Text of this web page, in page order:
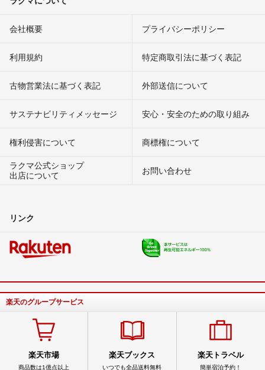
会社概要 プライバシーポリシー
利用規約 特定商取引法に基づく表記
古物営業法に基づく表記 外部送信について
サステナビリティメッセージ 安心・安全のための取り組み
権利侵害について
商標権について
ラクマ公式ショップ
出店について
お問い合わせ
リンク
楽天のグループサービス
楽天市場
商品数は1億点以上
楽天ブックス
いつでも全品送料無料
楽天トラベル
簡単宿泊予約！